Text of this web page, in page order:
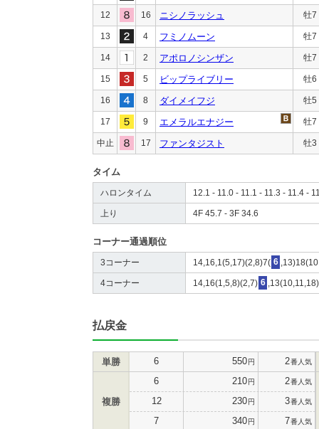
12 16 ニシノラッシュ 牡7
13 4 フミノムーン 牡7
14 2 アポロノシンザン 牡7
15 5 ビップライブリー 牡6
16 8 ダイメイフジ 牡5
17 9 エメラルエナジー 牡7
中止 17 ファンタジスト 牡3
タイム
ハロンタイム 12.1 - 11.0 - 11.1 - 11.3 - 11.4 -
上り 4F 45.7 - 3F 34.6
コーナー通過順位
3コーナー 14,16,1(5,17)(2,8)7( 6
4コーナー 14,16(1,5,8)(2,7) 6
払戻金
単勝 6 550円 2番人気
複勝
6 210円 2番人気
12 230円 3番人気
7 340円 7番人気